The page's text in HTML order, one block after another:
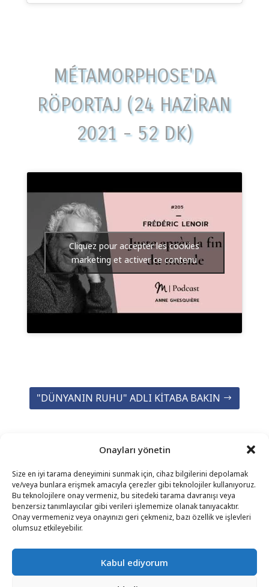
Onayları yönetin
Size en iyi tarama deneyimini sunmak için, cihaz bilgilerini depolamak
ve/veya bunlara erişmek amacıyla çerezler gibi teknolojiler kullanıyoruz.
Bu teknolojilere onay vermeniz, bu sitedeki tarama davranışı veya
benzersiz tanımlayıcılar gibi verileri işlememize olanak tanıyacaktır.
Onay vermemeniz veya onayınızı geri çekmeniz, bazı özellik ve işlevleri
olumsuz etkileyebilir.
Kabul ediyorum
MÉTAMORPHOSE'DA
RÖPORTAJ (24 HAZIRAN
2021 - 52 DK)
Cliquez pour accepter les cookies
marketing et activer ce contenu
"DÜNYANIN RUHU" ADLI KITABA BAKIN
İLETIŞIM–